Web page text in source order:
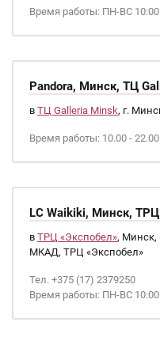
Время работы: ПН-ВС
Pandora, Минск, ТЦ
в ТЦ Galleria Minsk, г.
Время работы: 10.00 - 22.00
LC Waikiki, Минск,
в ТРЦ «Экспобел», Минск,
МКАД, ТРЦ «Экспобел»
Тел. +375 (17) 2379250
Время работы: ПН-ВС